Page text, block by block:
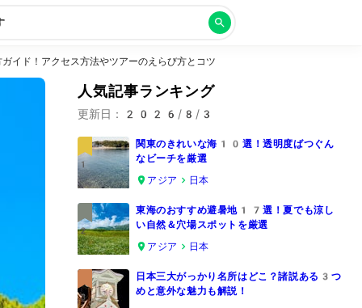
イド！アクセス方法やツアーのえらび方とコツ
人気記事ランキング
更新日： 2026/8/3
1
関東のきれいな海10選！透明度ばつぐん
なビーチを厳選
アジア
日本
2
東海のおすすめ避暑地17選！夏でも涼し
い自然＆穴場スポットを厳選
アジア
日本
3
日本三大がっかり名所はどこ？諸説ある3つ
めと意外な魅力も解説！